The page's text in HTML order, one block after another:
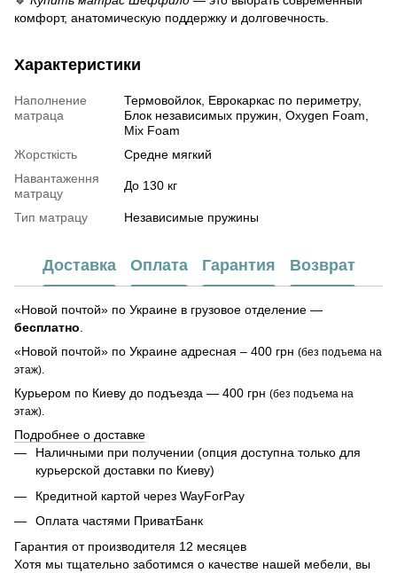
комфорт, анатомическую поддержку и долговечность.
Характеристики
Наполнение
матраца
Термовойлок, Еврокаркас по периметру,
Блок независимых пружин, Oxygen Foam,
Mix Foam
Жорсткість
Средне мягкий
Навантаження
матрацу
До 130 кг
Тип матрацу Независимые пружины
Доставка Оплата Гарантия Возврат
«Новой почтой» по Украине в грузовое отделение —
бесплатно.
«Новой почтой» по Украине адресная – 400 грн (без подъема на
этаж).
Курьером по Киеву до подъезда — 400 грн (без подъема на
этаж).
Подробнее о доставке
Наличными при получении (опция доступна только для
курьерской доставки по Киеву)
Кредитной картой через WayForPay
Оплата частями ПриватБанк
Гарантия от производителя 12 месяцев
Хотя мы тщательно заботимся о качестве нашей мебели, вы